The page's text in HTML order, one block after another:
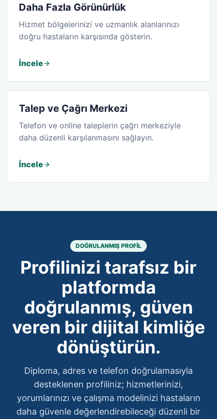
Daha Fazla Görünürlük
Hizmet bölgelerinizi ve uzmanlık alanlarınızı
doğru hastaların karşısında gösterin.
İncele
Talep ve Çağrı Merkezi
Telefon ve online taleplerin çağrı merkeziyle
daha düzenli karşılanmasını sağlayın.
İncele
DOĞRULANMIŞ PROFIL
Profilinizi tarafsız bir
platformda
doğrulanmış, güven
veren bir dijital kimliğe
dönüştürün.
Diploma, adres ve telefon doğrulamasıyla
desteklenen profiliniz; hizmetlerinizi,
yorumlarınızı ve çalışma modelinizi hastaların
daha güvenle değerlendirebileceği düzenli bir